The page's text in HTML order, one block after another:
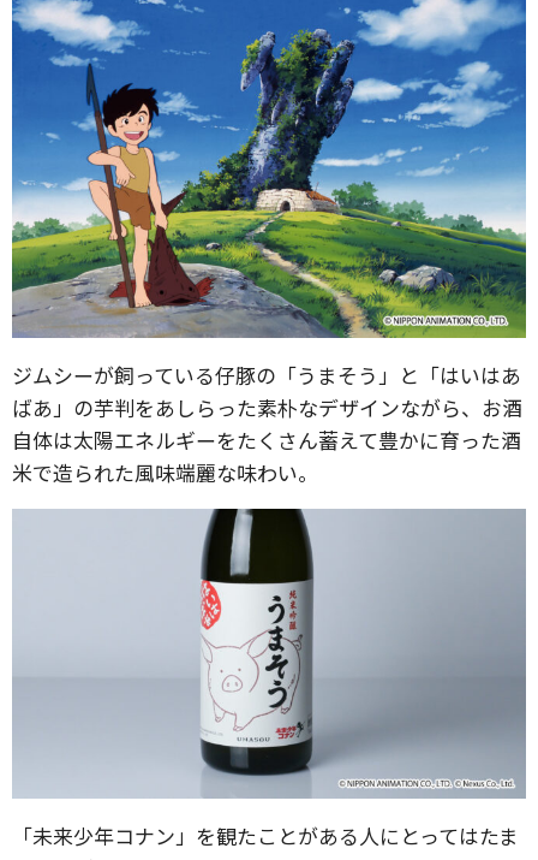
ジムシーが飼っている仔豚の「うまそう」と「はいはあ
ばあ」の芋判をあしらった素朴なデザインながら、お酒
自体は太陽エネルギーをたくさん蓄えて豊かに育った酒
米で造られた風味端麗な味わい。
「未来少年コナン」を観たことがある人にとってはたま